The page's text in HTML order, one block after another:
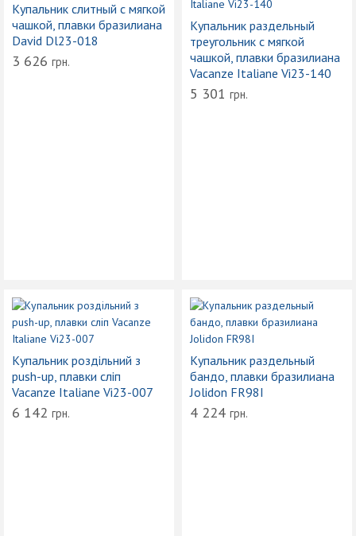
Купальник слитный с мягкой
чашкой, плавки бразилиана
David Dl23-018
3 626 грн.
Купальник раздельный
треугольник с мягкой
чашкой, плавки бразилиана
Vacanze Italiane Vi23-140
5 301 грн.
Купальник роздільний з
push-up, плавки сліп
Vacanze Italiane Vi23-007
6 142 грн.
Купальник раздельный
бандо, плавки бразилиана
Jolidon FR98I
4 224 грн.